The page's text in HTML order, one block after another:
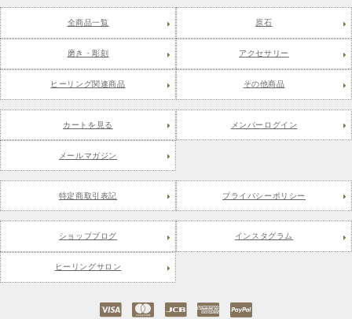
全商品一覧 原石
磨き・彫刻 アクセサリー
ヒーリング関連商品 その他商品
カートを見る メンバーログイン
メールマガジン
特定商取引表記 プライバシーポリシー
ショップブログ インスタグラム
ヒーリングサロン